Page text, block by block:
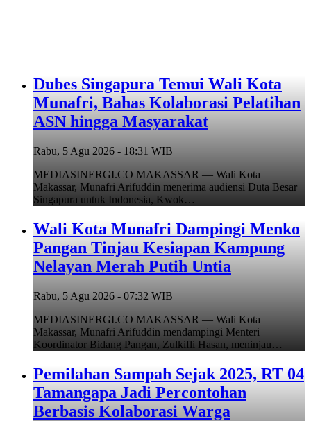
Dubes Singapura Temui Wali Kota
Munafri, Bahas Kolaborasi Pelatihan
ASN hingga Masyarakat
Rabu, 5 Agu 2026 - 18:31 WIB
MEDIASINERGI.CO MAKASSAR — Wali Kota
Makassar, Munafri Arifuddin menerima audiensi Duta Besar
Singapura untuk Indonesia, Kwok…
Wali Kota Munafri Dampingi Menko
Pangan Tinjau Kesiapan Kampung
Nelayan Merah Putih Untia
Rabu, 5 Agu 2026 - 07:32 WIB
MEDIASINERGI.CO MAKASSAR — Wali Kota
Makassar, Munafri Arifuddin mendampingi Menteri
Koordinator Bidang Pangan, Zulkifli Hasan, meninjau…
Pemilahan Sampah Sejak 2025, RT 04
Tamangapa Jadi Percontohan
Berbasis Kolaborasi Warga